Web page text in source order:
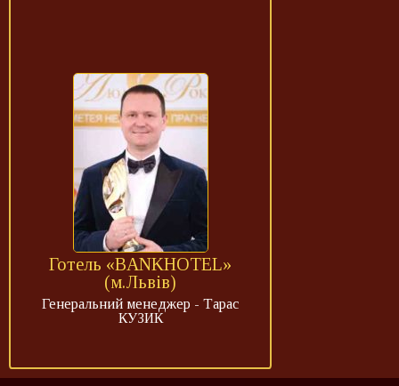
Готель «BANKHOTEL»
(м.Львів)
Генеральний менеджер - Тарас
КУЗИК